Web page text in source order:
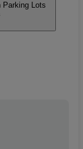
Parking Lots